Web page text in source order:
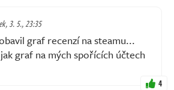
3. 5., 23:35
graf recenzí na steamu...
graf na mých spořících účtech
4